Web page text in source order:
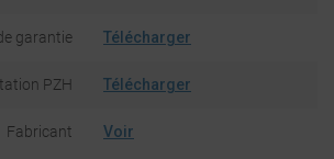
garantie Télécharger
PZH Télécharger
Fabricant Voir